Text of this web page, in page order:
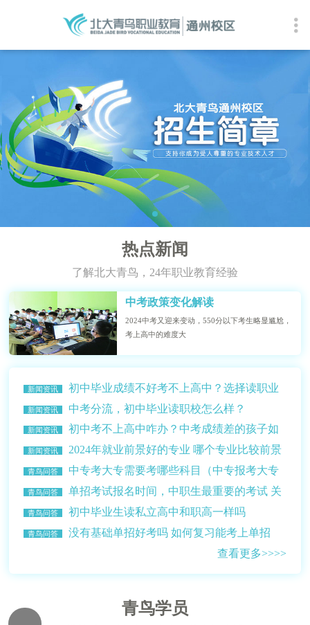
热点新闻
了解北大青鸟，24年职业教育经验
中考政策变化解读
2024中考又迎来变动，550分以下考生略显尴尬，
考上高中的难度大
新闻资讯
初中毕业成绩不好考不上高中？选择读职业
学校？
新闻资讯 中考分流，初中毕业读职校怎么样？
新闻资讯
初中考不上高中咋办？中考成绩差的孩子如
何选择学校？
新闻资讯
2024年就业前景好的专业 哪个专业比较前景
比较好赚钱多？
青鸟问答
中专考大专需要考哪些科目（中专报考大专
的条件介绍）
青鸟问答
单招考试报名时间，中职生最重要的考试 关
乎升学读大学
青鸟问答 初中毕业生读私立高中和职高一样吗
青鸟问答
没有基础单招好考吗 如何复习能考上单招
查看更多>>>>
青鸟学员